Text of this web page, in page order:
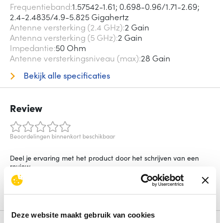
Deze website maakt gebruik van cookies
Frequentieband 1.57542-1.61; 0.698-0.96/1.71-2.69;
2.4-2.4835/4.9-5.825 Gigahertz
Antenne versterking (2.4 GHz) 2 Gain
Antenna versterking (5 GHz) 2 Gain
Impedantie 50 Ohm
Antenne versterkingsniveau (max) 28 Gain
Bekijk alle specificaties
Review
Beoordelingen binnenkort beschikbaar
Deel je ervaring met het product door het schrijven van een
review.
Schrijf een review